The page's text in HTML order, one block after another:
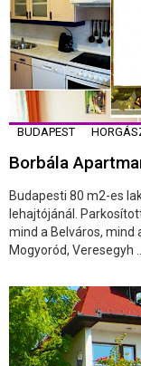
BUDAPEST
Borbála
Budapesti 80 m2-es
lehajtójánál.
mind a Belváros, mind
Mogyoród, Veresegyh ...